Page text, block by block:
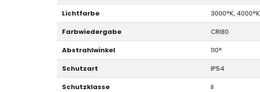
Lichtfarbe
3000°K, 4000°K
Farbwiedergabe
CRI80
Abstrahlwinkel
110°
Schutzart
IP54
Schutzklasse
II